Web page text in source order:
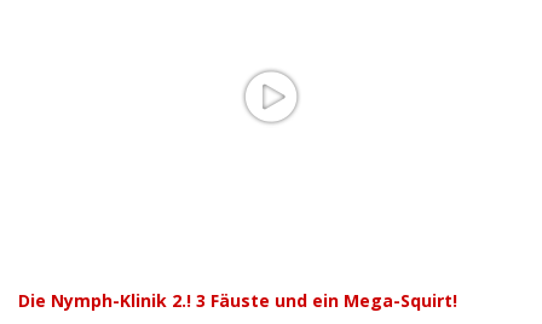
Die Nymph-Klinik 2.! 3 Fäuste und ein Mega-Squirt!